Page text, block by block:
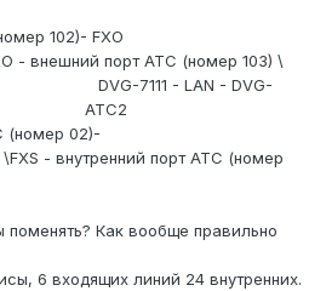
102)- FXO
- внешний порт АТС (номер 103) \
DVG-7111 - LAN - DVG-
АТС2
(номер 02)-
\FXS - внутренний порт АТС (номер
поменять? Как вообще правильно
6 входящих линий 24 внутренних.